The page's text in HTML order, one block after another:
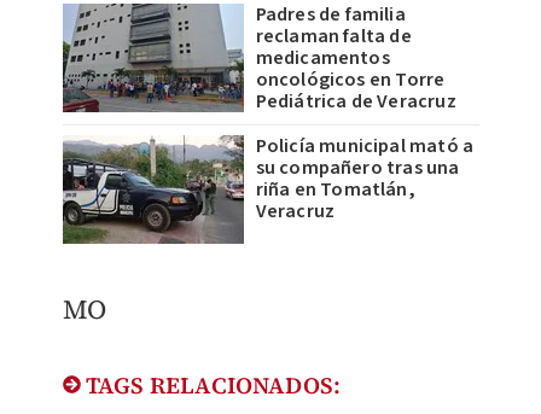
Padres de familia
reclaman falta de
medicamentos
oncológicos en Torre
Pediátrica de Veracruz
Policía municipal mató a
su compañero tras una
riña en Tomatlán,
Veracruz
​MO
TAGS RELACIONADOS: